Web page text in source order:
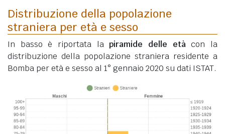
Distribuzione della popolazione
straniera per età e sesso
In basso è riportata lapiramide delle etàcon la
distribuzione della popolazione straniera residente a
Bomba per età e sesso al 1° gennaio 2020 su dati ISTAT.